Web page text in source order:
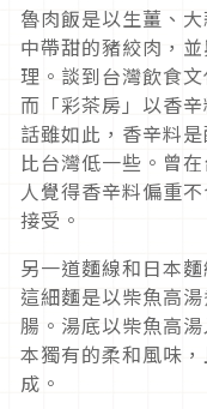
魯肉飯是以生薑、
中帶甜的豬絞肉，
理。談到台灣飲食
而「彩茶房」以香
話雖如此，香辛料
比台灣低一些。曾
人覺得香辛料偏重
接受。
另一道麵線和日本
這細麵是以柴魚高
腸。湯底以柴魚高
本獨有的柔和風味
成。